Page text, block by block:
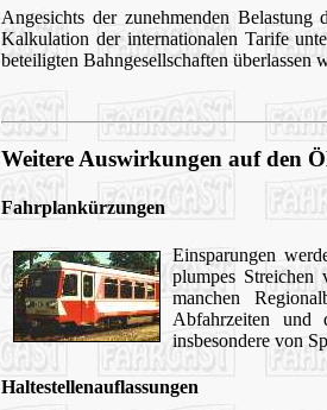
Angesichts der zunehmenden
Kalkulation der internationalen Tarife
beteiligten Bahngesellschaften überlassen
Weitere Auswirkungen auf den
Fahrplankürzungen
Einsparungen
plumpes Streichen
manchen
Abfahrzeiten und
insbesondere von
Haltestellenauflassungen